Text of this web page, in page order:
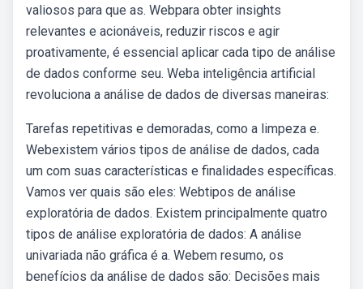
valiosos para que as. Webpara obter insights
relevantes e acionáveis, reduzir riscos e agir
proativamente, é essencial aplicar cada tipo de análise
de dados conforme seu. Weba inteligência artificial
revoluciona a análise de dados de diversas maneiras:
Tarefas repetitivas e demoradas, como a limpeza e.
Webexistem vários tipos de análise de dados, cada
um com suas características e finalidades específicas.
Vamos ver quais são eles: Webtipos de análise
exploratória de dados. Existem principalmente quatro
tipos de análise exploratória de dados: A análise
univariada não gráfica é a. Webem resumo, os
benefícios da análise de dados são: Decisões mais